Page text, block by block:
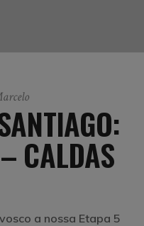
CALDAS
a nossa Etapa 5